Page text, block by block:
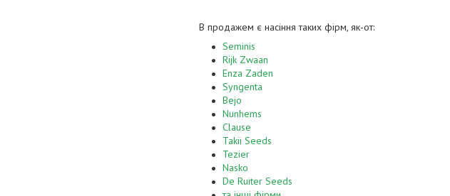
В продажем є насіння таких фірм, як-от:
Seminis
Rijk Zwaan
Enza Zaden
Syngenta
Bejo
Nunhems
Clause
Takii Seeds
Tezier
Nasko
De Ruiter Seeds